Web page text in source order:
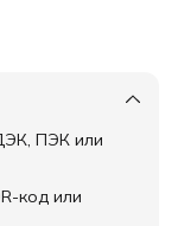
ПЭК или
код или